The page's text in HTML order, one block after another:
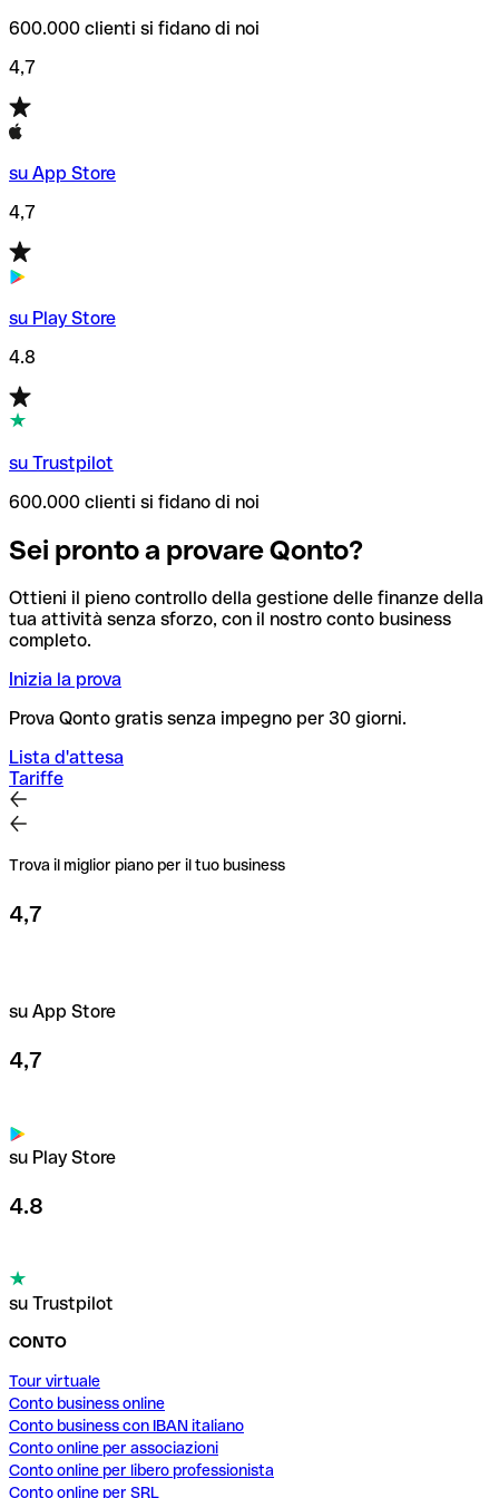
600.000 clienti si fidano di noi
4,7
su App Store
4,7
su Play Store
4.8
su Trustpilot
600.000 clienti si fidano di noi
Sei pronto a provare Qonto?
Ottieni il pieno controllo della gestione delle finanze della
tua attività senza sforzo, con il nostro conto business
completo.
Inizia la prova
Prova Qonto gratis senza impegno per 30 giorni.
Lista d'attesa
Tariffe
Trova il miglior piano per il tuo business
4,7
su App Store
4,7
su Play Store
4.8
su Trustpilot
CONTO
Tour virtuale
Conto business online
Conto business con IBAN italiano
Conto online per associazioni
Conto online per libero professionista
Conto online per SRL